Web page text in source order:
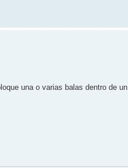
una o varias balas dentro de un